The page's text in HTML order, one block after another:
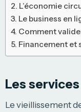
L’économie
Le business en
Comment
Financement et
Les
Le vieillissement